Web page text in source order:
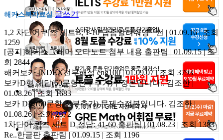
해커스북자료실 글쓰기
1,2 차단어 퀴즈 세트B; 1-10 답좀알려줘영~썬 | 01.09.16 | 조회
1259
[공지]헤커스그래머 오타노트 첨부 내용 출판팀 | 01.09.15 | 조
회 2844
해커보카 INDEX전부해석eng100 | 01.09.07 | 조회 3793
보카D형 해답(60문항전부추가)수정본입니다..김조한 |
01.08.26 | 조회 1683
보카 D형(60문항 전부추가) 문제수정본입니다. 김조한 |
01.08.26 | 조회 2372
1차단어 퀴즈 세트 D 정답: 41-60출판팀 | 01.08.23 | 조회 1383
Re..한글판 출판팀 | 01.09.15 | 조회 1196